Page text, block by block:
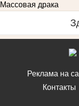
Массовая драка
Реклама на
Контакты